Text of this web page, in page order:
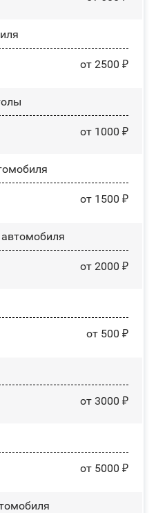
от 2500 ₽
от 1000 ₽
от 1500 ₽
от 2000 ₽
от 500 ₽
от 3000 ₽
от 5000 ₽